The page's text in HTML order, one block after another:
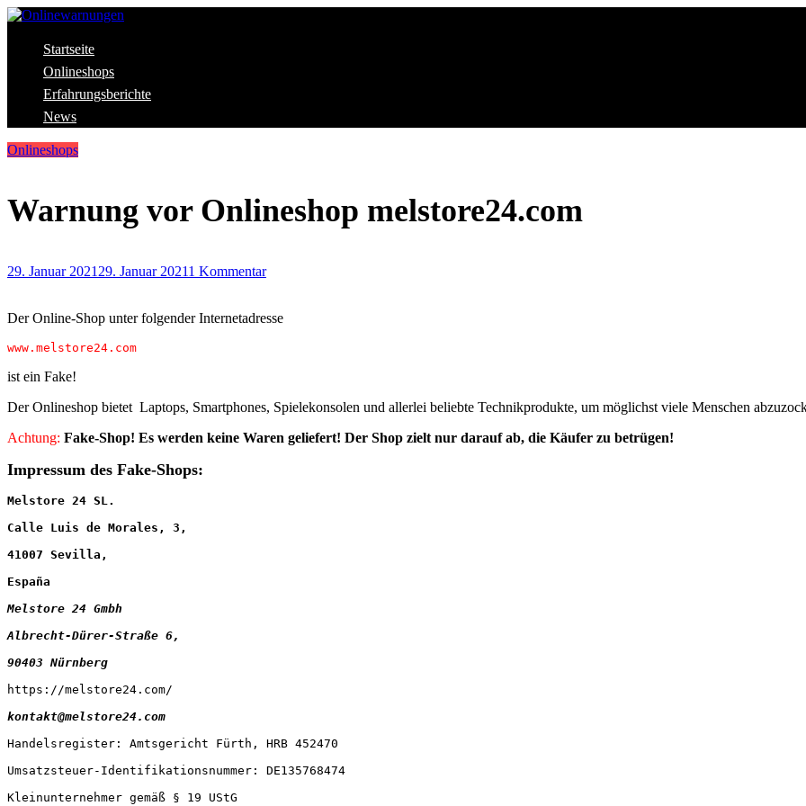
Skip
content
Onlinewarnungen
Aktuelle Warnungen vor Gefahren im Internet
Startseite
Onlineshops
Erfahrungsberichte
News
Onlineshops
Warnung vor Onlineshop melstore24.com
29. Januar 2021 29. Januar 20211 Kommentar
Der Online-Shop unter folgender Internetadresse
www.melstore24.com
ist ein Fake!
Der Onlineshop bietet Laptops, Smartphones, Spielekonsolen und allerlei beliebte Technikprodukte, um möglichst viele Menschen
Achtung: Fake-Shop! Es werden keine Waren geliefert! Der Shop zielt nur darauf ab, die Käufer zu betrügen!
Impressum des Fake-Shops:
Melstore 24 SL.
Calle Luis de Morales, 3,
41007 Sevilla,
España
Melstore 24 Gmbh
Albrecht-Dürer-Straße 6,
90403 Nürnberg
https://melstore24.com/
kontakt@melstore24.com
Handelsregister: Amtsgericht Fürth, HRB 452470
Umsatzsteuer-Identifikationsnummer: DE135768474
Kleinunternehmer gemäß § 19 UStG